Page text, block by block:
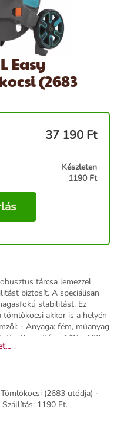
Easy
(2683
37 190 Ft
Készleten
1190 Ft
tárcsa lemezzel
biztosít. A speciálisan
stabilitást. Ez
akkor is a helyén
- Anyaga: fém, műanyag
- Kapacitása: 1/2" - 100
- 74 x 38 - 48 x 72 - 90
Az ár a tömlőkocsira
külön kell megvásárolni!
↓
(2683 utódja) -
1190 Ft.